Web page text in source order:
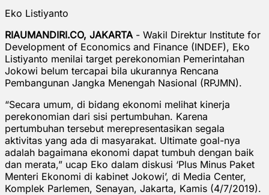
Eko Listiyanto
RIAUMANDIRI.CO, JAKARTA - Wakil Direktur Institute for
Development of Economics and Finance (INDEF), Eko
Listiyanto menilai target perekonomian Pemerintahan
Jokowi belum tercapai bila ukurannya Rencana
Pembangunan Jangka Menengah Nasional (RPJMN).
“Secara umum, di bidang ekonomi melihat kinerja
perekonomian dari sisi pertumbuhan. Karena
pertumbuhan tersebut merepresentasikan segala
aktivitas yang ada di masyarakat. Ultimate goal-nya
adalah bagaimana ekonomi dapat tumbuh dengan baik
dan merata,” ucap Eko dalam diskusi ‘Plus Minus Paket
Menteri Ekonomi di kabinet Jokowi’, di Media Center,
Komplek Parlemen, Senayan, Jakarta, Kamis (4/7/2019).